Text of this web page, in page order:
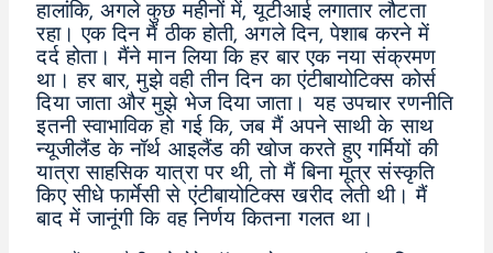
हालांकि, अगले कुछ महीनों में, यूटीआई लगातार लौटता
रहा। एक दिन मैं ठीक होती, अगले दिन, पेशाब करने में
दर्द होता। मैंने मान लिया कि हर बार एक नया संक्रमण
था। हर बार, मुझे वही तीन दिन का एंटीबायोटिक्स कोर्स
दिया जाता और मुझे भेज दिया जाता। यह उपचार रणनीति
इतनी स्वाभाविक हो गई कि, जब मैं अपने साथी के साथ
न्यूजीलैंड के नॉर्थ आइलैंड की खोज करते हुए गर्मियों की
यात्रा साहसिक यात्रा पर थी, तो मैं बिना मूत्र संस्कृति
किए सीधे फार्मेसी से एंटीबायोटिक्स खरीद लेती थी। मैं
बाद में जानूंगी कि वह निर्णय कितना गलत था।